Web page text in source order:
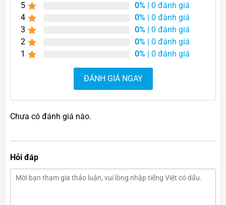
5 0% | 0 đánh giá
4
0% | 0 đánh giá
3
0% | 0 đánh giá
2
0% | 0 đánh giá
1
0% | 0 đánh giá
ĐÁNH GIÁ NGAY
Chưa có đánh giá nào.
Hỏi đáp